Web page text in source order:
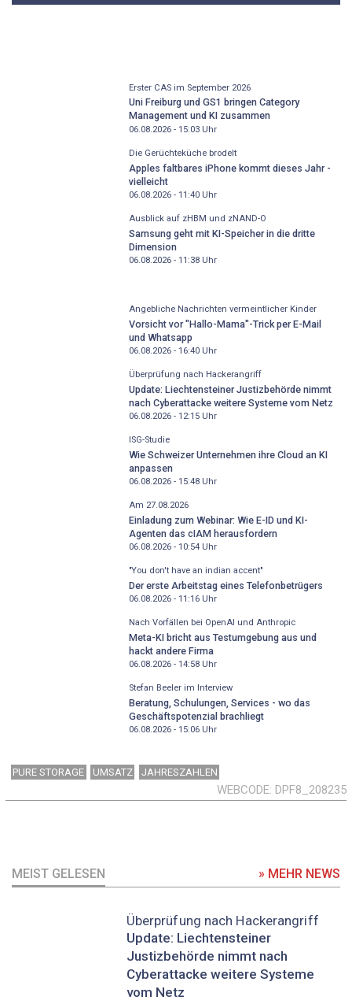
Erster CAS im September 2026
Uni Freiburg und GS1 bringen Category
Management und KI zusammen
06.08.2026 - 15:03Uhr
Die Gerüchteküche brodelt
Apples faltbares iPhone kommt dieses Jahr -
vielleicht
06.08.2026 - 11:40Uhr
Ausblick auf zHBM und zNAND-O
Samsung geht mit KI-Speicher in die dritte
Dimension
06.08.2026 - 11:38Uhr
Angebliche Nachrichten vermeintlicher Kinder
Vorsicht vor "Hallo-Mama"-Trick per E-Mail
und Whatsapp
06.08.2026 - 16:40Uhr
Überprüfung nach Hackerangriff
Update: Liechtensteiner Justizbehörde nimmt
nach Cyberattacke weitere Systeme vom Netz
06.08.2026 - 12:15Uhr
ISG-Studie
Wie Schweizer Unternehmen ihre Cloud an KI
anpassen
06.08.2026 - 15:48Uhr
Am 27.08.2026
Einladung zum Webinar: Wie E-ID und KI-
Agenten das cIAM herausfordern
06.08.2026 - 10:54Uhr
"You don't have an indian accent"
Der erste Arbeitstag eines Telefonbetrügers
06.08.2026 - 11:16Uhr
Nach Vorfällen bei OpenAI und Anthropic
Meta-KI bricht aus Testumgebung aus und
hackt andere Firma
06.08.2026 - 14:58Uhr
Stefan Beeler im Interview
Beratung, Schulungen, Services - wo das
Geschäftspotenzial brachliegt
06.08.2026 - 15:06Uhr
PURE STORAGE UMSATZ JAHRESZAHLEN
WEBCODE DPF8_208235
MEIST GELESEN » MEHR NEWS
Überprüfung nach Hackerangriff
Update: Liechtensteiner
Justizbehörde nimmt nach
Cyberattacke weitere Systeme
vom Netz